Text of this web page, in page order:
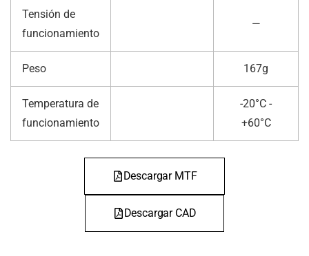
Tensión de
funcionamiento
—
Peso 167g
Temperatura de
funcionamiento
-20°C -
+60°C
Descargar MTF
Descargar CAD